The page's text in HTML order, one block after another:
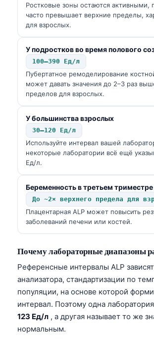
Ростковые зоны остаются активными,
часто превышает верхние пределы,
для взрослых.
У подростков во время полового
100–390 Ед/л
Пубертатное ремоделирование
может давать значения до 2–3 раз
пределов для взрослых.
У большинства взрослых
30–120 Ед/л
Используйте интервал вашей
некоторые лаборатории всё ещё
Ед/л.
Беременность в третьем триместре
До ~2× верхнего предела для
Плацентарная ALP может повысить
заболеваний печени или костей.
Почему лабораторные диапазоны
Референсные интервалы ALP
анализатора, стандартизации по
популяции, на основе которой
интервал. Поэтому одна
123 Ед/л , а другая называет то же
нормальным.